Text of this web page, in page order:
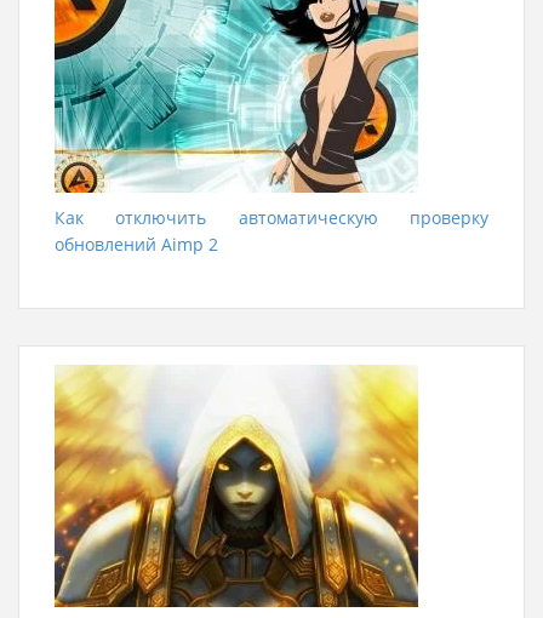
Как отключить автоматическую проверку
обновлений Aimp 2